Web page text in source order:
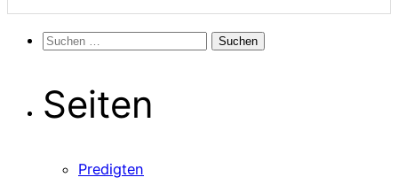
Suchen
Seiten
Predigten